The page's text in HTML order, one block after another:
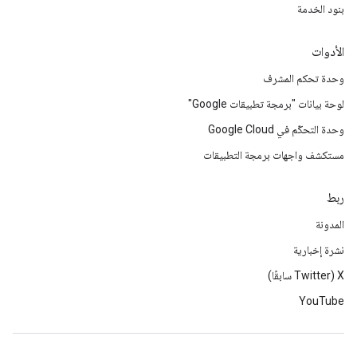
بنود الخدمة
الأدوات
وحدة تحكم المشرف
لوحة بيانات "برمجة تطبيقات Google"
وحدة التحكّم في Google Cloud
مستكشف واجهات برمجة التطبيقات
ربط
المدونة
نشرة إخبارية
‫X ‏(Twitter سابقًا)
YouTube